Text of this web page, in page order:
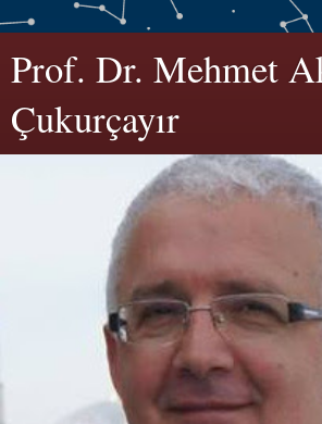
Prof. Dr. Mehmet
Çukurçayır